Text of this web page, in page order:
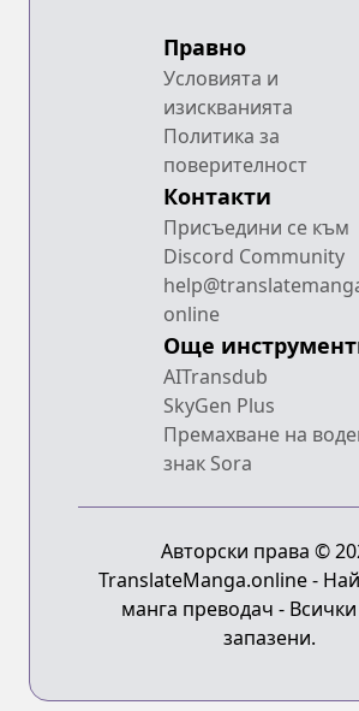
Правно
Условията и
изискванията
Политика за
поверителност
Контакти
Присъедини се към
Discord Community
online
Още
AITransdub
SkyGen Plus
Премахване на
знак Sora
Авторски права ©
TranslateManga.online -
манга преводач -
запазени.